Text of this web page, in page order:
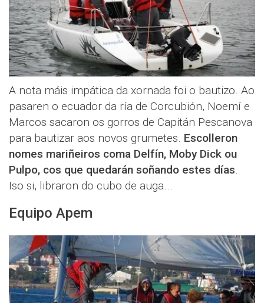
A nota máis impática da xornada foi o bautizo. Ao
pasaren o ecuador da ría de Corcubión, Noemí e
Marcos sacaron os gorros de Capitán Pescanova
para bautizar aos novos grumetes. Escolleron
nomes mariñeiros coma Delfín, Moby Dick ou
Pulpo, cos que quedarán soñando estes días
Iso si, libraron do cubo de auga...
Equipo Apem